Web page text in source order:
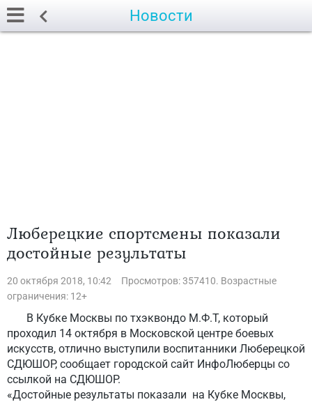
Новости
Люберецкие спортсмены показали
достойные результаты
20 октября 2018, 10:42
Просмотров: 357410. Возрастные
ограничения: 12+
В Кубке Москвы по тхэквондо М.Ф.Т, который
проходил 14 октября в Московской центре боевых
искусств, отлично выступили воспитанники Люберецкой
СДЮШОР, сообщает городской сайт ИнфоЛюберцы со
ссылкой на СДЮШОР.
«Достойные результаты показали на Кубке Москвы,